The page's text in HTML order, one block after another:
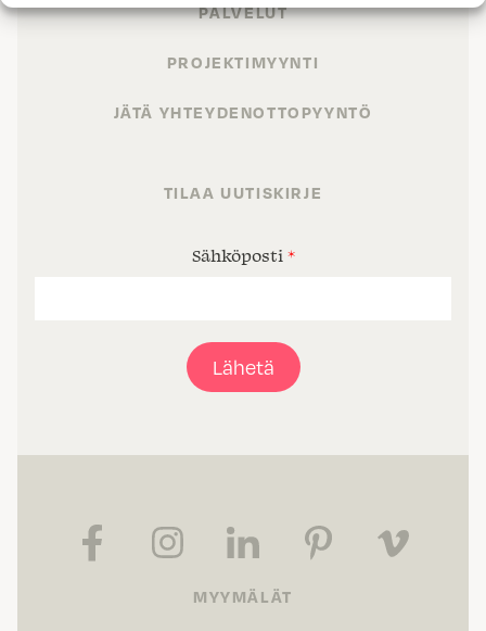
PALVELUT
PROJEKTIMYYNTI
JÄTÄ YHTEYDENOTTOPYYNTÖ
TILAA UUTISKIRJE
Sähköposti *
Lähetä
MYYMÄLÄT